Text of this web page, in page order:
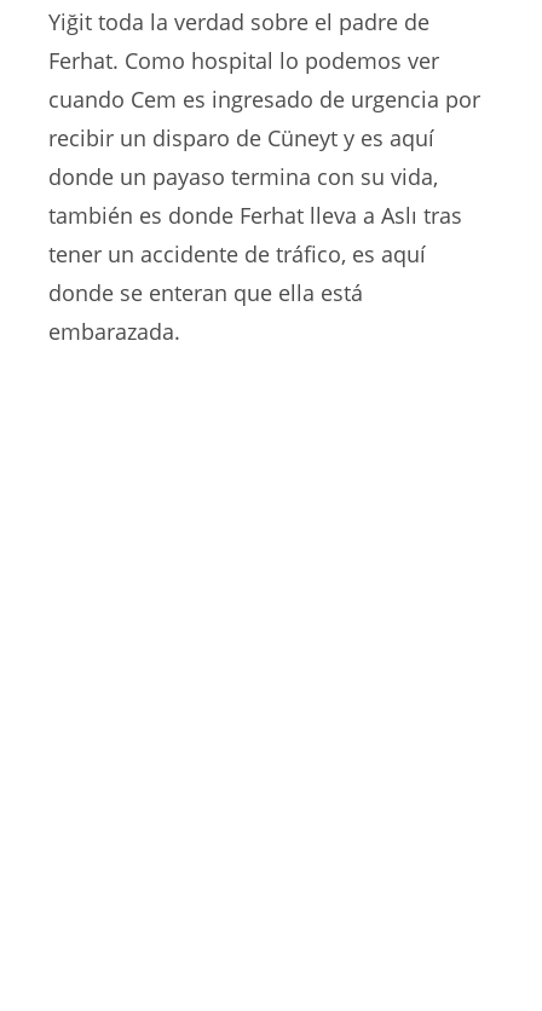
Yiğit toda la verdad sobre el padre de
Ferhat. Como hospital lo podemos ver
cuando Cem es ingresado de urgencia por
recibir un disparo de Cüneyt y es aquí
donde un payaso termina con su vida,
también es donde Ferhat lleva a Aslı tras
tener un accidente de tráfico, es aquí
donde se enteran que ella está
embarazada.